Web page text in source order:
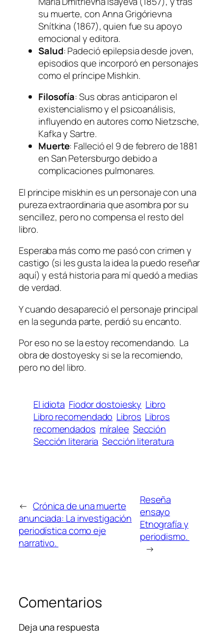
su muerte, con Anna Grigórievna
Snítkina (1867), quien fue su apoyo
emocional y editora.
Salud: Padeció epilepsia desde joven,
episodios que incorporó en personajes
como el príncipe Mishkin.
Filosofía: Sus obras anticiparon el
existencialismo y el psicoanálisis,
influyendo en autores como Nietzsche,
Kafka y Sartre.
Muerte: Falleció el 9 de febrero de 1881
en San Petersburgo debido a
complicaciones pulmonares.
El principe miskhin es un personaje con una
pureza extraordinaria que asombra por su
sencillez, pero no compensa el resto del
libro.
Esperaba más como me pasó con crimen y
castigo (si les gusta la idea la puedo reseñar
aquí) y está historia para mí quedó a medias
de verdad.
Y cuando desapareció el personaje principal
en la segunda parte, perdió su encanto.
Por eso no se la estoy recomendando. La
obra de dostoyesky si se la recomiendo,
pero no del libro.
El idiota Fiodor dostoiesky Libro
Libro recomendado Libros Libros
recomendados míralee Sección
Sección literaria Sección literatura
← Crónica de una muerte
anunciada: La investigación
periodística como eje
narrativo.
Reseña
ensayo
Etnografía y
periodismo.
→
Comentarios
Deja una respuesta